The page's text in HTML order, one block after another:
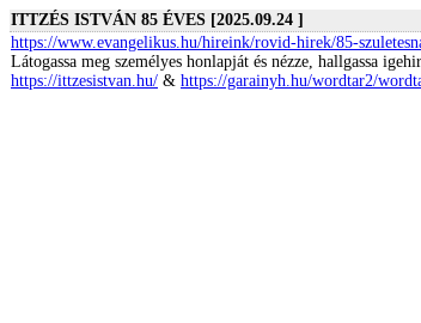
ITTZÉS ISTVÁN 85 ÉVES [2025.09.24 ]
https://www.evangelikus.hu/hireink/rovid-hirek/85-
Látogassa meg személyes honlapját és nézze, hallgassa
https://ittzesistvan.hu/ & https://garainyh.hu/wordtar2/